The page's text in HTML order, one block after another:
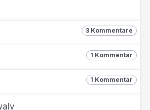
3 Kommentare
1 Kommentar
1 Kommentar